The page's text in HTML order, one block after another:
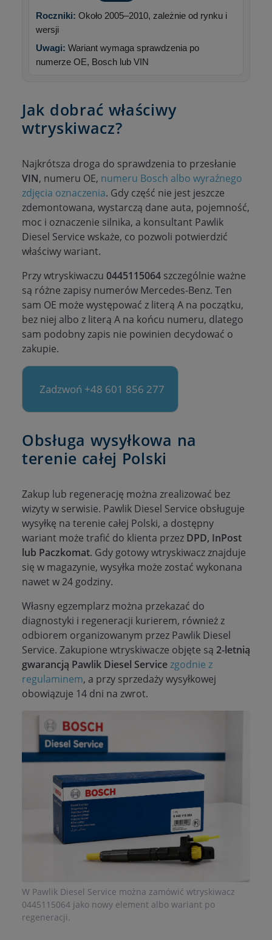
Roczniki: Około 2005–2010, zależnie od rynku i
wersji
Uwagi: Wariant wymaga sprawdzenia po
numerze OE, Bosch lub VIN
Jak dobrać właściwy
wtryskiwacz?
Najkrótsza droga do sprawdzenia to przesłanie
VIN, numeru OE, numeru Bosch albo wyraźnego
zdjęcia oznaczenia. Gdy część nie jest jeszcze
zdemontowana, wystarczą dane auta, pojemność,
moc i oznaczenie silnika, a konsultant Pawlik
Diesel Service wskaże, co pozwoli potwierdzić
właściwy wariant.
Przy wtryskiwaczu 0445115064 szczególnie ważne
są różne zapisy numerów Mercedes-Benz. Ten
sam OE może występować z literą A na początku,
bez niej albo z literą A na końcu numeru, dlatego
sam podobny zapis nie powinien decydować o
zakupie.
Zadzwoń +48 601 856 277
Obsługa wysyłkowa na
terenie całej Polski
Zakup lub regenerację można zrealizować bez
wizyty w serwisie. Pawlik Diesel Service obsługuje
wysyłkę na terenie całej Polski, a dostępny
wariant może trafić do klienta przez DPD, InPost
lub Paczkomat. Gdy gotowy wtryskiwacz znajduje
się w magazynie, wysyłka może zostać wykonana
nawet w 24 godziny.
Własny egzemplarz można przekazać do
diagnostyki i regeneracji kurierem, również z
odbiorem organizowanym przez Pawlik Diesel
Service. Zakupione wtryskiwacze objęte są 2-letnią
gwarancją Pawlik Diesel Servicezgodnie z
regulaminem, a przy sprzedaży wysyłkowej
obowiązuje 14 dni na zwrot.
W Pawlik Diesel Service można zamówić wtryskiwacz
0445115064 jako nowy element albo wariant po
regeneracji.